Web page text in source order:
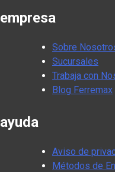
empresa
Sobre
Sucursales
Trabaja con
Blog Ferremax
ayuda
Aviso de
Métodos de